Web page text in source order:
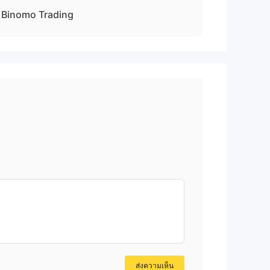
ส
อ
Binomo Trading
ส่งความเห็น